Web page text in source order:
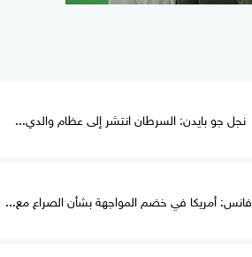
نجل جو بايدن: السرطان انتشر إلى عظام والدي...
فانس: أمريكا في خضم المواجهة بشأن الصراع مع...